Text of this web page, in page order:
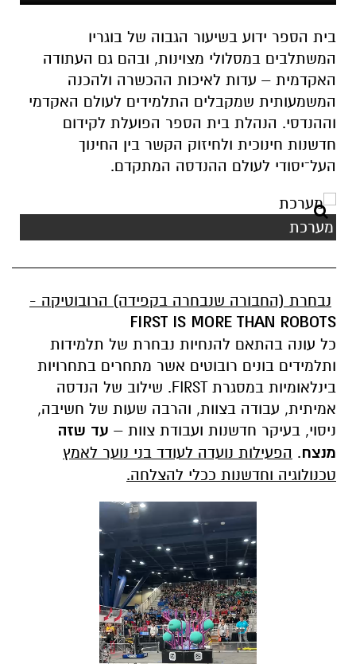
בית הספר ידוע בשיעור הגבוה של בוגריו
המשתלבים במסלולי מצוינות, ובהם גם העתודה
האקדמית – עדות לאיכות ההכשרה ולהכנה
המשמעותית שמקבלים התלמידים לעולם האקדמי
וההנדסי. הנהלת בית הספר הפועלת לקידום
חדשנות חינוכית ולחיזוק הקשר בין החינוך
העל־יסודי לעולם ההנדסה המתקדם.
מערכת
נבחרת (החבורה שנבחרה בקפידה) הרובוטיקה -
FIRST IS MORE THAN ROBOTS
כל עונה בהתאם להנחיות נבחרת של תלמידות
ותלמידים בונים רובוטים אשר מתחרים בתחרויות
בינלאומיות במסגרתFIRST. שילוב של הנדסה
אמיתית, עבודה בצוות, והרבה שעות של חשיבה,
ניסוי, בעיקר חדשנות ועבודת צוות – עד שזה
מנצח. הפעילות נועדה לעודד בני נוער לאמץ
טכנולוגיה וחדשנות ככלי להצלחה.